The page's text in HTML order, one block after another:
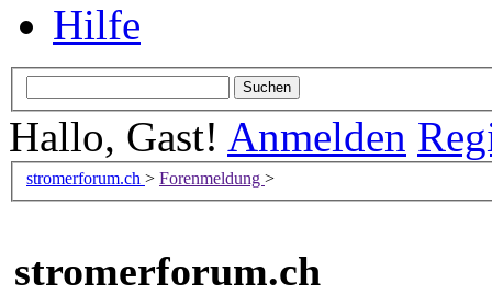
Hilfe
Hallo, Gast! Anmelden
stromerforum.ch > Forenmeldung >
stromerforum.ch